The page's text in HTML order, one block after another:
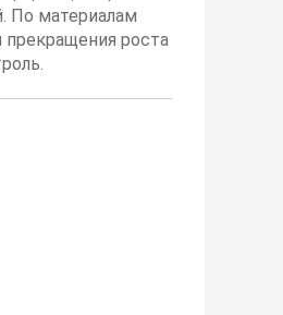
По материалам
прекращения роста